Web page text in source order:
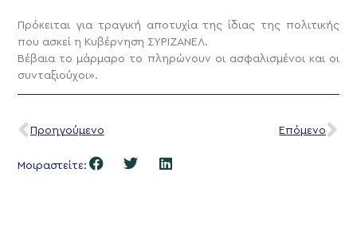
Πρόκειται για τραγική αποτυχία της ίδιας της πολιτικής
που ασκεί η Κυβέρνηση ΣΥΡΙΖΑΝΕΛ.
Βέβαια το μάρμαρο το πληρώνουν οι ασφαλισμένοι και οι
συνταξιούχοι».
Προηγούμενο Επόμενο
Μοιραστείτε: